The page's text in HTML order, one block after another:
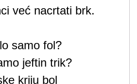
već nacrtati brk.
samo fol?
jeftin trik?
kriju bol